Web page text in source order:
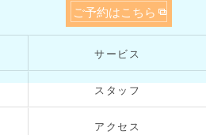
ご予約はこちら
サービス
スタッフ
アクセス